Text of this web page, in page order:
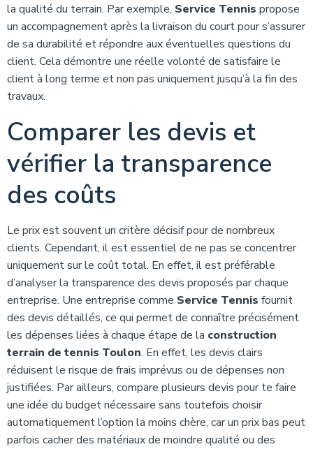
la qualité du terrain. Par exemple, Service Tennis propose
un accompagnement après la livraison du court pour s’assurer
de sa durabilité et répondre aux éventuelles questions du
client. Cela démontre une réelle volonté de satisfaire le
client à long terme et non pas uniquement jusqu’à la fin des
travaux.
Comparer les devis et
vérifier la transparence
des coûts
Le prix est souvent un critère décisif pour de nombreux
clients. Cependant, il est essentiel de ne pas se concentrer
uniquement sur le coût total. En effet, il est préférable
d’analyser la transparence des devis proposés par chaque
entreprise. Une entreprise comme Service Tennis fournit
des devis détaillés, ce qui permet de connaître précisément
les dépenses liées à chaque étape de la construction
terrain de tennis Toulon. En effet, les devis clairs
réduisent le risque de frais imprévus ou de dépenses non
justifiées. Par ailleurs, compare plusieurs devis pour te faire
une idée du budget nécessaire sans toutefois choisir
automatiquement l’option la moins chère, car un prix bas peut
parfois cacher des matériaux de moindre qualité ou des